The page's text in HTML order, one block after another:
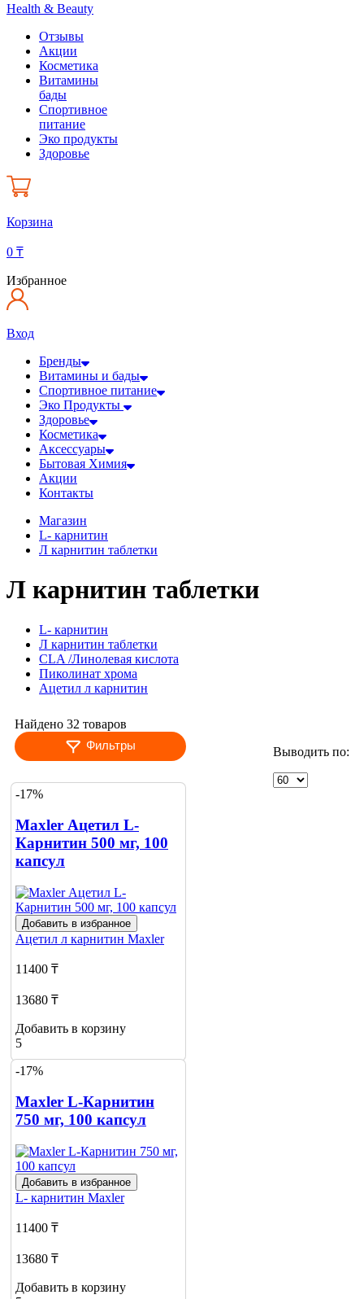
Health & Beauty
Отзывы
Акции
Косметика
Витамины
бады
Спортивное
питание
Эко продукты
Здоровье
Корзина
0 ₸
Избранное
Вход
Бренды
Витамины и бады
Спортивное питание
Эко Продукты
Здоровье
Косметика
Аксессуары
Бытовая Химия
Акции
Контакты
Магазин
L- карнитин
Л карнитин таблетки
Л карнитин таблетки
L- карнитин
Л карнитин таблетки
CLA /Линолевая кислота
Пиколинат хрома
Ацетил л карнитин
Найдено 32 товаров
Фильтры
Выводить по:
-17%
Maxler Ацетил L-
Карнитин 500 мг, 100
капсул
Добавить в избранное
Ацетил л карнитин Maxler
11400 ₸
13680 ₸
Добавить в корзину
5
-17%
Maxler L-Карнитин
750 мг, 100 капсул
Добавить в избранное
L- карнитин Maxler
11400 ₸
13680 ₸
Добавить в корзину